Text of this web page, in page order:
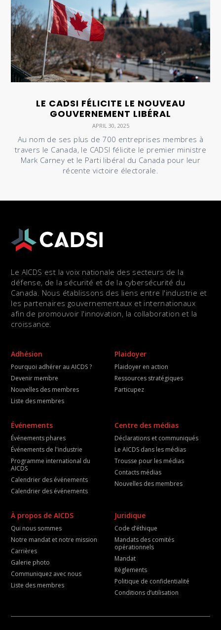
LE CADSI FÉLICITE LE NOUVEAU
GOUVERNEMENT LIBÉRAL
APRIL 30, 2025
Au nom de ses plus de 700 entreprises membres à
travers le Canada, le CADSI félicite le premier ministre
Mark Carney et le Parti libéral du Canada pour leur
récente victoire électorale.
Le AICDS est la voix nationale des secteurs de la
défense, de la sécurité et de la cybersécurité du
Canada. Nous établissons des liens entre l'industrie et
les partenaires gouvernementaux et internationaux
afin de promouvoir l'innovation, la collaboration et la
croissance.
Adhésion
Pourquoi adhérer au AICDS ?
Devenir membre
Nouvelles des membres
Liste des membres
Plaidoyer
Plaidoyer en action
Ressources stratégiques
Particupez
Événements
Événements phares
Événements de l'industrie
Programme international du
AICDS
Calendrier des événements
Calendrier des événements
Centre des médias
Déclarations et communiqués
Le AICDS dans les médias
Trousse pour les médias
Contacts médias
Nouvelles des membres
À propos de AICDS
Qui nous sommes
Notre mandat et notre mission
Carrières
Galerie photo
Communiquez avec nous
Liste des membres
Juridique
Code d’éthique
Mandats des comités
opérationnels
Mandat
Règlements
Politique de confidentialité
Conditions d’utilisation